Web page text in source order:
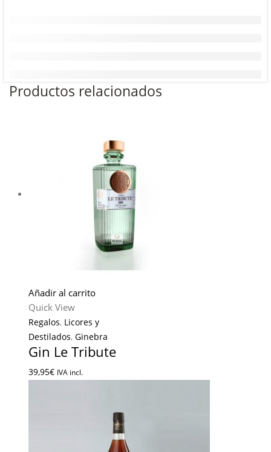
Productos relacionados
Añadir al carrito
Quick View
Regalos, Licores y
Destilados, Ginebra
Gin Le Tribute
39,95€ IVA incl.